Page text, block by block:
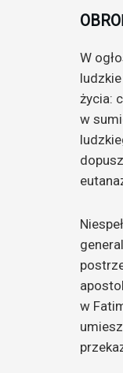
W
życia:
w
w